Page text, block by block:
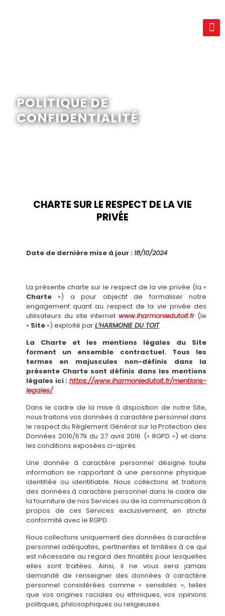
POLITIQUE DE
CONFIDENTIALITÉ
CHARTE SUR LE RESPECT DE LA VIE
PRIVÉE
Date de dernière mise à jour : 18/10/2024
La présente charte sur le respect de la vie privée (la «
Charte») a pour objectif de formaliser notre
engagement quant au respect de la vie privée des
utilisateurs du site internetwww.lharmoniedutoit.fr(le
« Site ») exploité parL’HARMONIE DU TOIT.
La Charte et les mentions légales du Site
forment un ensemble contractuel.
Tous les
termes en majuscules non-définis dans la
présente Charte sont définis dans les mentions
légales ici :https://www.lharmoniedutoit.fr/mentions-
legales/
Dans le cadre de la mise à disposition de notre Site,
nous traitons vos données à caractère personnel dans
le respect du Règlement Général sur la Protection des
Données 2016/679 du 27 avril 2016 (« RGPD ») et dans
les conditions exposées ci-après.
Une donnée à caractère personnel désigne toute
information se rapportant à une personne physique
identifiée ou identifiable. Nous collectons et traitons
des données à caractère personnel dans le cadre de
la fourniture de nos Services ou de la communication à
propos de ces Services exclusivement, en stricte
conformité avec le RGPD.
Nous collectons uniquement des données à caractère
personnel adéquates, pertinentes et limitées à ce qui
est nécessaire au regard des finalités pour lesquelles
elles sont traitées. Ainsi, il ne vous sera jamais
demandé de renseigner des données à caractère
personnel considérées comme « sensibles », telles
que vos origines raciales ou ethniques, vos opinions
politiques, philosophiques ou religieuses.